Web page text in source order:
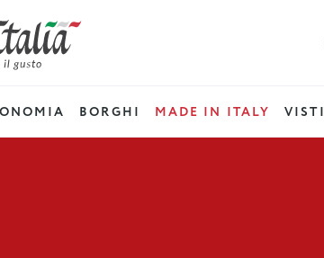
BORGHI MADE IN ITALY VISTI